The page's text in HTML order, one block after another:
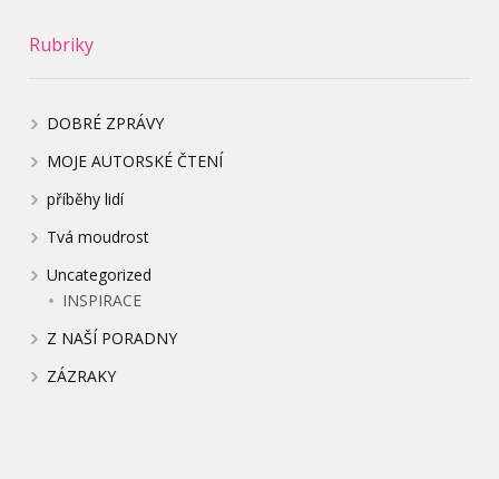
Rubriky
DOBRÉ ZPRÁVY
MOJE AUTORSKÉ ČTENÍ
příběhy lidí
Tvá moudrost
Uncategorized
INSPIRACE
Z NAŠÍ PORADNY
ZÁZRAKY